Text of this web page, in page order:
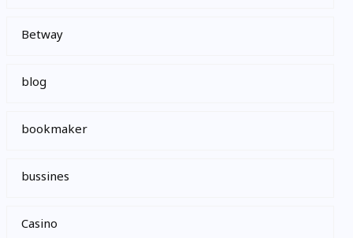
Betway
blog
bookmaker
bussines
Casino